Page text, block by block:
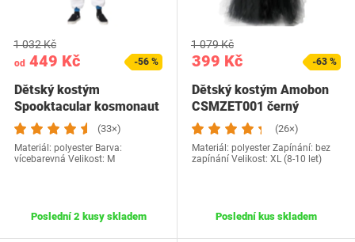
od 449 Kč
1 032 Kč
-56 %
Dětský kostým
Spooktacular kosmonaut
vel. M
(33×)
Materiál: polyester Barva:
vícebarevná Velikost: M
Poslední 2 kusy skladem
399 Kč
1 079 Kč
-63 %
Dětský kostým Amobon
CSMZET001 černý
(26×)
Materiál: polyester Zapínání: bez
zapínání Velikost: XL (8-10 let)
Poslední kus skladem